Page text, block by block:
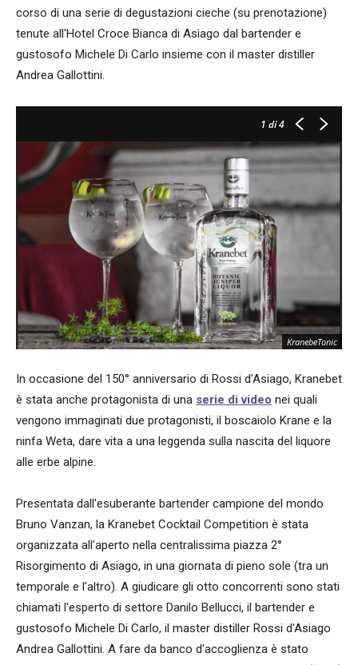
corso di una serie di degustazioni cieche (su prenotazione)
tenute all'Hotel Croce Bianca di Asiago dal bartender e
gustosofo Michele Di Carlo insieme con il master distiller
Andrea Gallottini.
1 di 4
KranebeTonic
In occasione del 150° anniversario di Rossi d'Asiago, Kranebet
è stata anche protagonista di una serie di video nei quali
vengono immaginati due protagonisti, il boscaiolo Krane e la
ninfa Weta, dare vita a una leggenda sulla nascita del liquore
alle erbe alpine.
Presentata dall'esuberante bartender campione del mondo
Bruno Vanzan, la Kranebet Cocktail Competition è stata
organizzata all'aperto nella centralissima piazza 2°
Risorgimento di Asiago, in una giornata di pieno sole (tra un
temporale e l'altro). A giudicare gli otto concorrenti sono stati
chiamati l'esperto di settore Danilo Bellucci, il bartender e
gustosofo Michele Di Carlo, il master distiller Rossi d'Asiago
Andrea Gallottini. A fare da banco d'accoglienza è stato